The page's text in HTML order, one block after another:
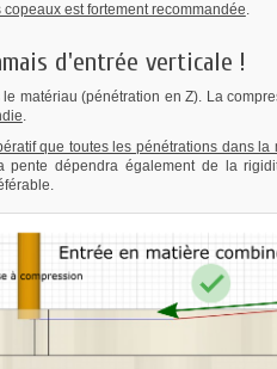
est fortement recommandée.
d'entrée verticale !
matériau (pénétration en Z). La
.
que toutes les pénétrations dans la
dépendra également de la